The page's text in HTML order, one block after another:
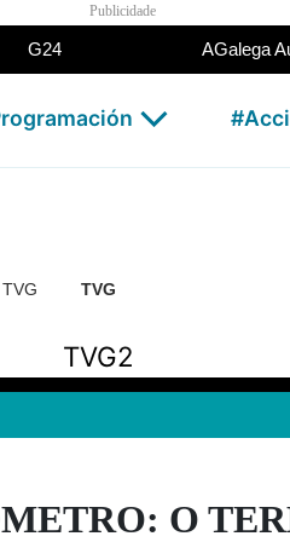
Publicidade
G24 AGalega
TVG
TVG2
O